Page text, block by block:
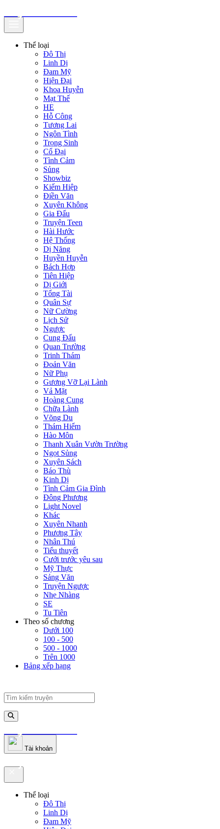
Thể loại
Đô Thị
Linh Dị
Đam Mỹ
Hiện Đại
Khoa Huyễn
Mạt Thế
HE
Hỗ Công
Tương Lai
Ngôn Tình
Trọng Sinh
Cổ Đại
Tình Cảm
Sủng
Showbiz
Kiếm Hiệp
Điền Văn
Xuyên Không
Gia Đấu
Truyện Teen
Hài Hước
Hệ Thống
Dị Năng
Huyền Huyễn
Bách Hợp
Tiên Hiệp
Dị Giới
Tổng Tài
Quân Sự
Nữ Cường
Lịch Sử
Ngược
Cung Đấu
Quan Trường
Trinh Thám
Đoản Văn
Nữ Phụ
Gương Vỡ Lại Lành
Vả Mặt
Hoàng Cung
Chữa Lành
Võng Du
Thám Hiểm
Hào Môn
Thanh Xuân Vườn Trường
Ngọt Sủng
Xuyên Sách
Báo Thù
Kinh Dị
Tình Cảm Gia Đình
Đông Phương
Light Novel
Khác
Xuyên Nhanh
Phương Tây
Nhân Thú
Tiểu thuyết
Cưới trước yêu sau
Mỹ Thực
Sảng Văn
Truyện Ngược
Nhẹ Nhàng
SE
Tu Tiên
Theo số chương
Dưới 100
100 - 500
500 - 1000
Trên 1000
Bảng xếp hạng
truyenfullz.com
Tài khoản
truyenfullz.com
Thể loại
Đô Thị
Linh Dị
Đam Mỹ